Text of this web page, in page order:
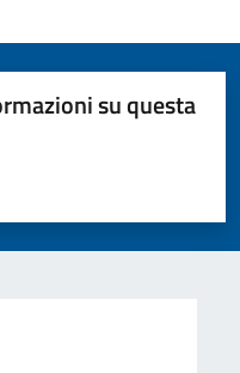
su questa
5